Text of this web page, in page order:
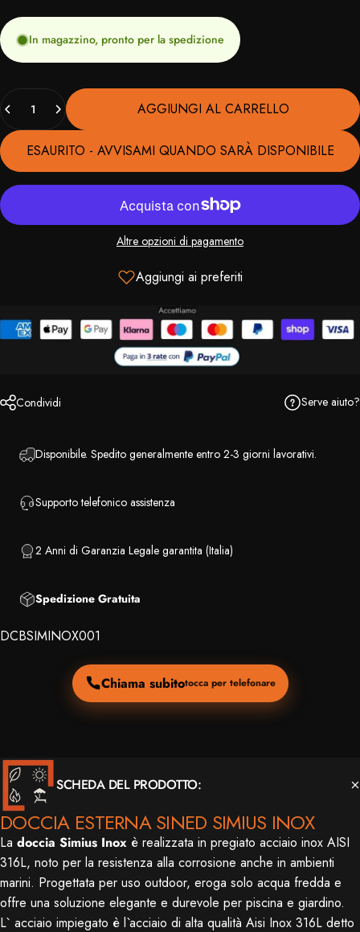
In magazzino, pronto per la spedizione
AGGIUNGI AL CARRELLO
ESAURITO - AVVISAMI QUANDO SARÀ DISPONIBILE
Altre opzioni di pagamento
Aggiungi ai preferiti
Condividi Serve aiuto?
Disponibile. Spedito generalmente entro 2-3 giorni lavorativi.
Supporto telefonico assistenza
2 Anni di Garanzia Legale garantita (Italia)
Spedizione Gratuita
DCBSIMINOX001
Chiama subitotocca per telefonare
SCHEDA DEL PRODOTTO:
DOCCIA ESTERNA SINED SIMIUS INOX
La doccia Simius Inox è realizzata in pregiato acciaio inox AISI
316L, noto per la resistenza alla corrosione anche in ambienti
marini. Progettata per uso outdoor, eroga solo acqua fredda e
offre una soluzione elegante e durevole per piscina e giardino.
L` acciaio impiegato è l`acciaio di alta qualità Aisi Inox 316L detto